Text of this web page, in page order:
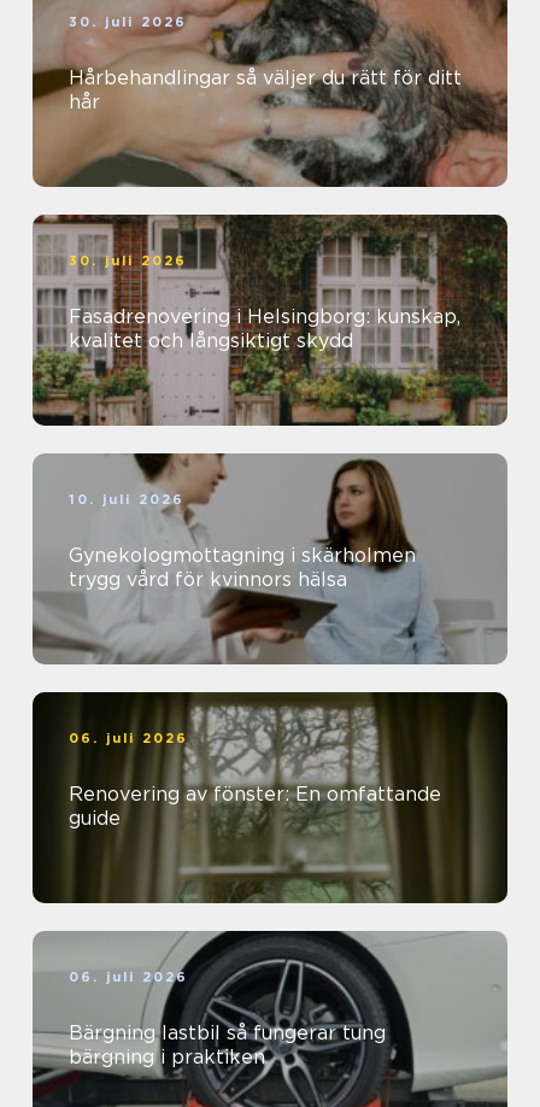
30. juli 2026
Hårbehandlingar så väljer du rätt för ditt
hår
30. juli 2026
Fasadrenovering i Helsingborg: kunskap,
kvalitet och långsiktigt skydd
10. juli 2026
Gynekologmottagning i skärholmen
trygg vård för kvinnors hälsa
06. juli 2026
Renovering av fönster: En omfattande
guide
06. juli 2026
Bärgning lastbil så fungerar tung
bärgning i praktiken